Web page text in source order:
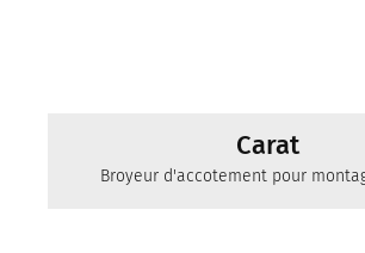
Carat
Broyeur d'accotement pour